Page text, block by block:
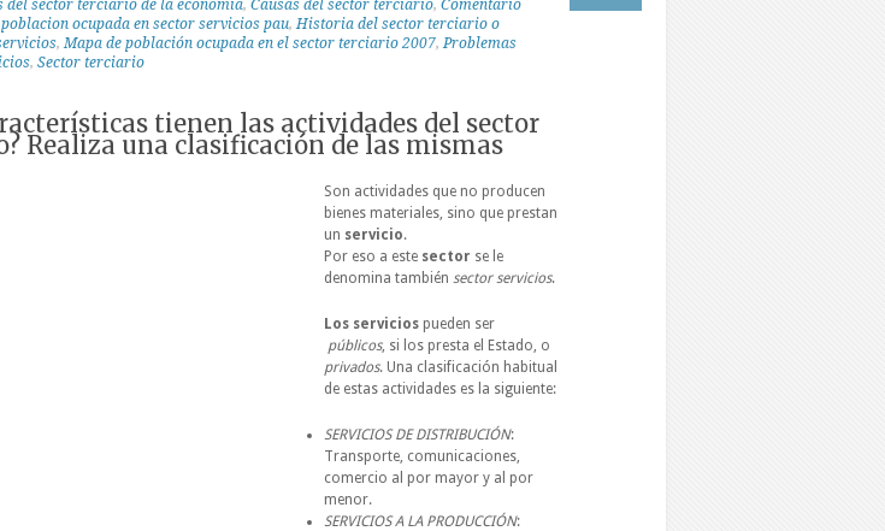
del sector terciario de la economia, Causas del sector terciario, Comentario
ocupada en sector servicios pau,Historia del sector terciario o
,Mapa de población ocupada en el sector terciario 2007,Problemas
, Sector terciario
tienen las actividades del sector
Realiza una clasificación de las mismas
Son actividades que no producen
bienes materiales, sino que prestan
un servicio.
Por eso a este sector se le
denomina también sector servicios.
Los servicios pueden ser
públicos, si los presta el Estado, o
privados. Una clasificación habitual
de estas actividades es la siguiente:
SERVICIOS DE DISTRIBUCIÓN:
Transporte, comunicaciones,
comercio al por mayor y al por
menor.
SERVICIOS A LA PRODUCCIÓN: